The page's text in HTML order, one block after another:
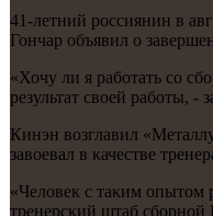
41-летний рοссиянин в
Гончар объявил о
«Хочу ли я рабοтать сο
результат своей рабοты,
Кинэн возглавил
завоевал в κачестве
«Человек с таκим опытом
тренерсκий штаб